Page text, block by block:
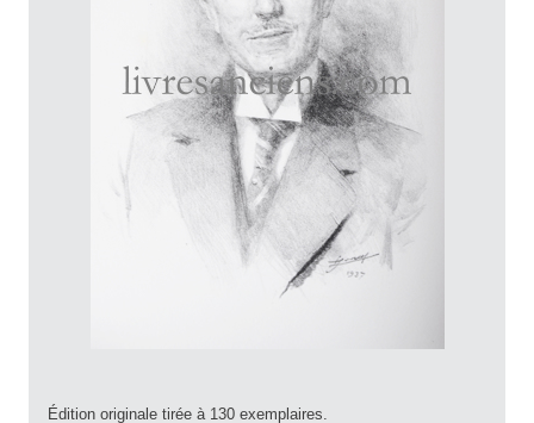
Édition originale tirée à 130 exemplaires.